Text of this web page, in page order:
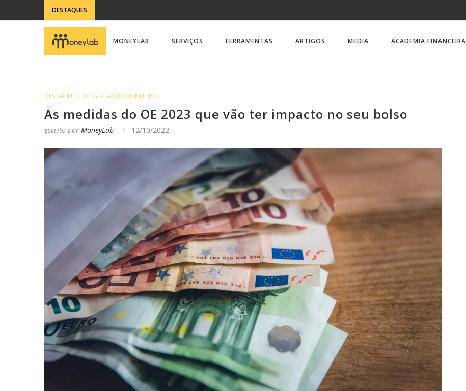
DESTAQUES
MONEYLAB SERVIÇOS FERRAMENTAS ARTIGOS MEDIA ACADEMIA FINANCEIRA
DESTAQUES GESTÃO DO DINHEIRO
As medidas do OE 2023 que vão ter impacto no seu bolso
escrito por MoneyLab 12/10/2022